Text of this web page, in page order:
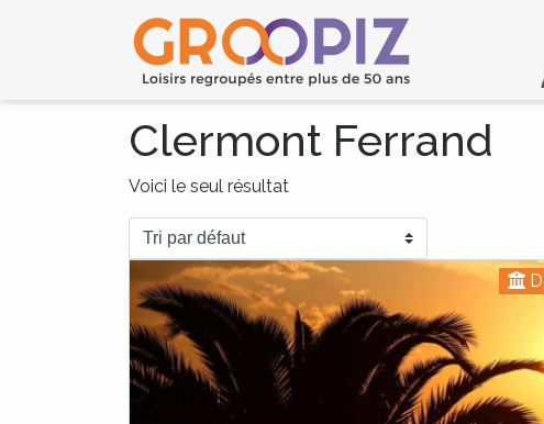
Clermont Ferrand
Voici le seul résultat